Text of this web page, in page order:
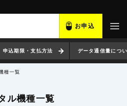
お申込
申込期限・支払方法 データ通信量につ
種一覧
ル機種一覧